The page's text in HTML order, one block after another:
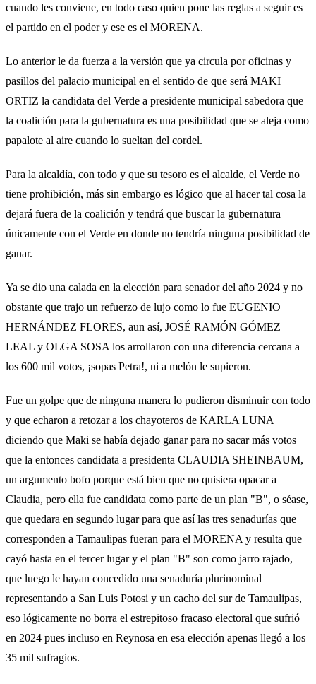
cuando les conviene, en todo caso quien pone las reglas a seguir es
el partido en el poder y ese es el MORENA.
Lo anterior le da fuerza a la versión que ya circula por oficinas y
pasillos del palacio municipal en el sentido de que será MAKI
ORTIZ la candidata del Verde a presidente municipal sabedora que
la coalición para la gubernatura es una posibilidad que se aleja como
papalote al aire cuando lo sueltan del cordel.
Para la alcaldía, con todo y que su tesoro es el alcalde, el Verde no
tiene prohibición, más sin embargo es lógico que al hacer tal cosa la
dejará fuera de la coalición y tendrá que buscar la gubernatura
únicamente con el Verde en donde no tendría ninguna posibilidad de
ganar.
Ya se dio una calada en la elección para senador del año 2024 y no
obstante que trajo un refuerzo de lujo como lo fue EUGENIO
HERNÁNDEZ FLORES, aun así, JOSÉ RAMÓN GÓMEZ
LEAL y OLGA SOSA los arrollaron con una diferencia cercana a
los 600 mil votos, ¡sopas Petra!, ni a melón le supieron.
Fue un golpe que de ninguna manera lo pudieron disminuir con todo
y que echaron a retozar a los chayoteros de KARLA LUNA
diciendo que Maki se había dejado ganar para no sacar más votos
que la entonces candidata a presidenta CLAUDIA SHEINBAUM,
un argumento bofo porque está bien que no quisiera opacar a
Claudia, pero ella fue candidata como parte de un plan "B", o séase,
que quedara en segundo lugar para que así las tres senadurías que
corresponden a Tamaulipas fueran para el MORENA y resulta que
cayó hasta en el tercer lugar y el plan "B" son como jarro rajado,
que luego le hayan concedido una senaduría plurinominal
representando a San Luis Potosi y un cacho del sur de Tamaulipas,
eso lógicamente no borra el estrepitoso fracaso electoral que sufrió
en 2024 pues incluso en Reynosa en esa elección apenas llegó a los
35 mil sufragios.